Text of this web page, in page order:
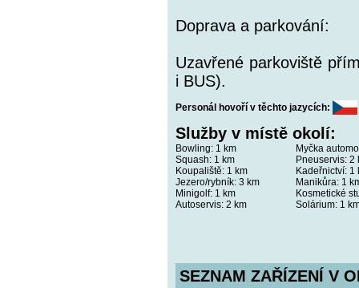
Doprava a parkování:
Uzavřené parkoviště
i BUS).
Personál hovoří v těchto jazycích:
Služby v místě okolí:
Bowling: 1 km
Squash: 1 km
Koupaliště: 1 km
Jezero/rybník: 3 km
Minigolf: 1 km
Autoservis: 2 km
Myčka
Pneuservis: 2
Kadeřnictví: 1
Manikůra: 1
Kosmetické
Solárium: 1
SEZNAM ZAŘÍZENÍ V